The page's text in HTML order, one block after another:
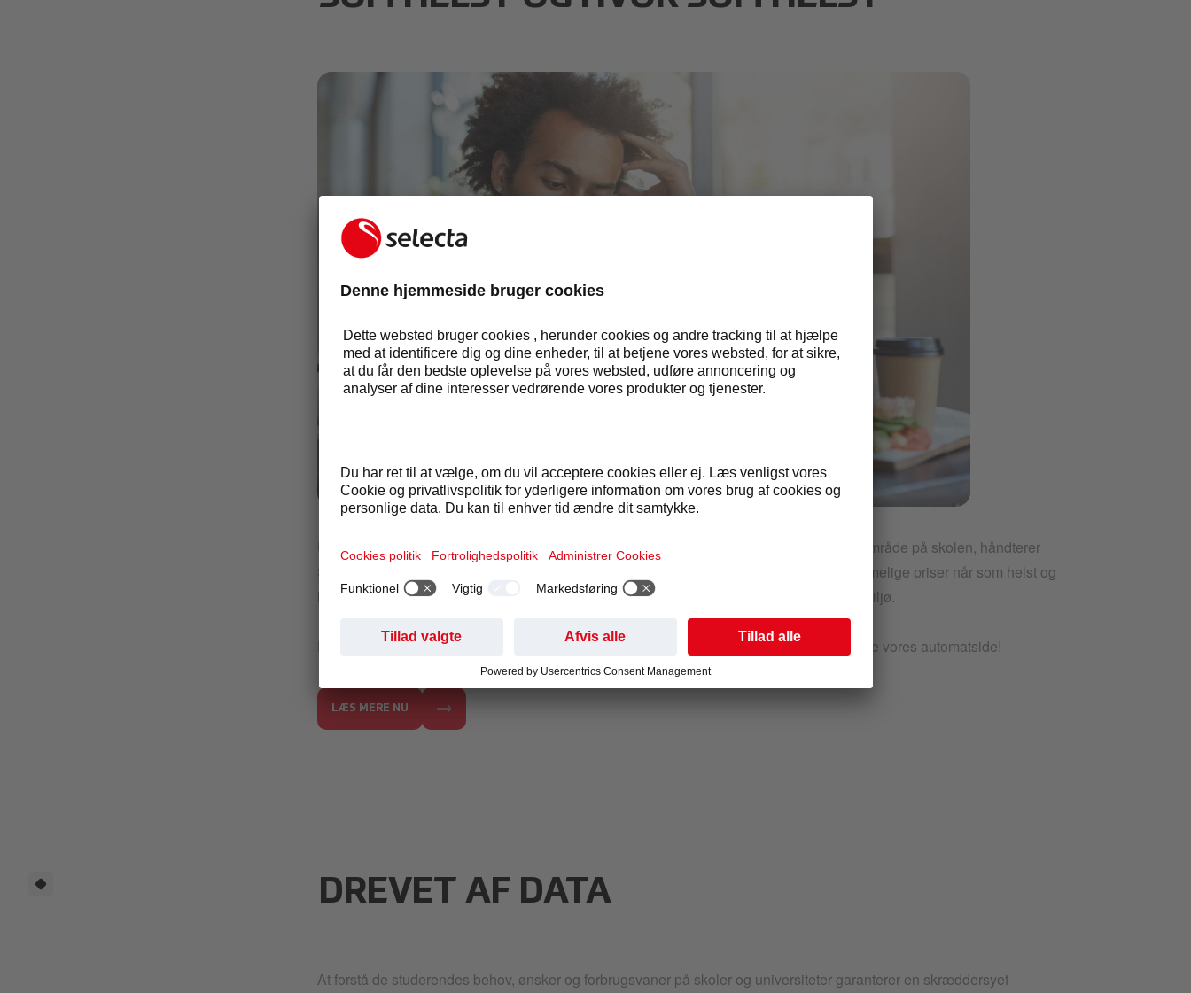
Education.JPG
Uanset om det drejer sig om et mikromarked i en kantine for studerende eller et mindre område på skolen, håndterer
Selecta alle detaljerne for dig. Automatiske cateringløsninger er tilgængelige til overkommelige priser når som helst og
hvor som helst – hvilket sikrer, at du har ro i sindet, når du leder efter en snack i et skolemiljø.
Hvis du vil vide mere om de automater, vi tilbyder til skoler og universiteter, kan du besøge vores automatside!
LÆS MERE NU
DREVET AF DATA
At forstå de studerendes behov, ønsker og forbrugsvaner på skoler og universiteter garanterer en skræddersyet